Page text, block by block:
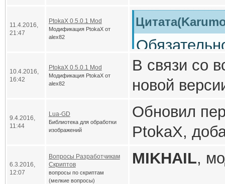
ссылка.
Данный
сообщения
этот
Версия:
Для новой
изменения,
версию. Со
старой теме.
11.4.2016,
21:47
PtokaX 0.5.0.1 Mod
Модификация PtokaX от
alex82
Да, в
права, как и
10.4.2016,
16:42
PtokaX 0.5.0.1 Mod
Модификация PtokaX от
alex82
В связи со
новой
PtokaX
Если
нибудь
9.4.2016,
11:44
Lua-GD
Библиотека для обработки
изображений
Обновил
PtokaX,
6.3.2016,
12:07
Вопросы Разработчикам
Скриптов
вопросы по скриптам
(мелкие вопросы)
MIKHAIL,